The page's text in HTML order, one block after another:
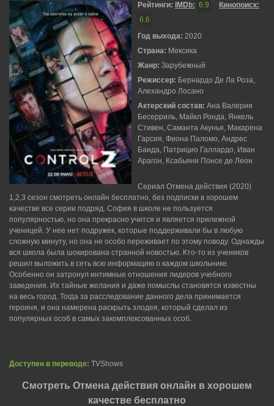
Рейтинги: IMDb: 6.9
Кинопоиск:
6.6
Год выхода: 2020
Страна: Мексика
Жанр: Зарубежный
Режиссер: Бернардо Де Ла Роза,
Алехандро Лосано
Актерский состав: Ана Валерия
Бесерриль, Майкл Ронда, Янкель
Стивен, Саманта Акунья, Макарена
Гарсия, Фиона Паломо, Андрес
Баида, Патрицио Галлардо, Иван
Арагон, Ксабьяни Понсе де Леон
Сериал Отмена действия (2020)
1,2,3 сезон смотреть онлайн бесплатно, без подписки в хорошем
качестве все серии подряд. София в школе не пользуется
популярностью, но она прекрасно учится и является прилежной
ученицей. У нее нет подружек, которые поддерживали бы в любую
сложную минуту, но она не особо переживает по этому поводу. Однажды
вся школа была шокирована странной новостью. Кто-то из учеников
решил выложить в сеть всю информацию о каждом школьнике.
Особенно он затронул интимные отношения лидеров учебного
заведения. Их тайные желания и даже помыслы становятся известны
на весь город. Тогда за расследование данного дела принимается
героиня, и она намерена раскрыть злодея, который сделал из
популярных особ в самых закомплексованных особ.
Доступен в переводе: TVShows
Смотреть Отмена действия онлайн в хорошем
качестве бесплатно